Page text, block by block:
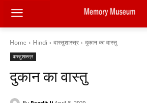
Home Hindi वास्तुशास्त्र दुकान का वास्तु
वास्तुशास्त्र
दुकान का वास्तु